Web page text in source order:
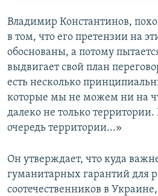
Владимир Константинов,
в том, что его претензии на
обоснованы, а потому
выдвигает свой план
есть несколько
которые мы не можем ни на
далеко не только
очередь территории...»
Он утверждает, что куда
гуманитарных гарантий для
соотечественников в Украине,